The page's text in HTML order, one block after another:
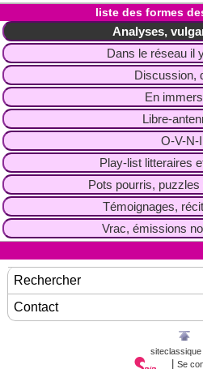
liste des formes
Analyses,
Dans le réseau il
Discussion,
En
Libre-
O-V-N-I
Play-list litteraires
Pots pourris, puzzles
Témoignages,
Vrac, émissions
Rechercher
Contact
siteclassique
Se